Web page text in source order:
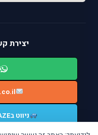
יצירת
ניווט בWAZE: ביאליק 124, רמת גן